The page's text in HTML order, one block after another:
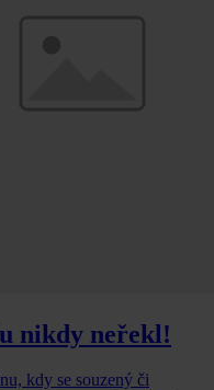
nikdy neřekl!
kdy se souzený či